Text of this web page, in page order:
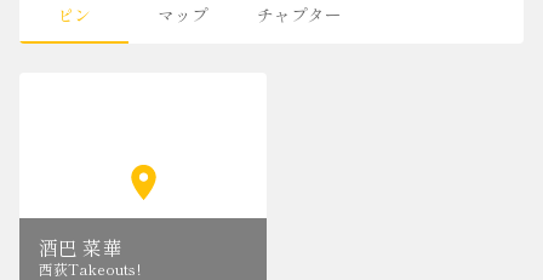
ピン マップ チャプター
酒巴 菜華
西荻Takeouts!